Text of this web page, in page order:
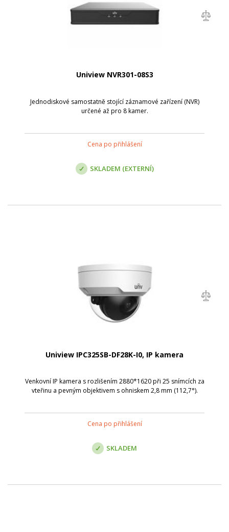
Uniview NVR301-08S3
Jednodiskové samostatně stojící záznamové zařízení (NVR)
určené až pro 8 kamer.
Cena po přihlášení
SKLADEM (EXTERNÍ)
Uniview IPC325SB-DF28K-I0, IP kamera
Venkovní IP kamera s rozlišením 2880*1620 při 25 snímcích za
vteřinu a pevným objektivem s ohniskem 2,8 mm (112,7°).
Cena po přihlášení
SKLADEM